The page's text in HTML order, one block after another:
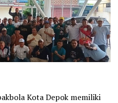
Kota Depok memiliki